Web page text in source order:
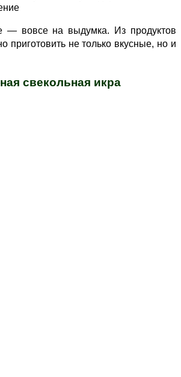
— вовсе на выдумка. Из продуктов
приготовить не только вкусные, но и
свекольная икра